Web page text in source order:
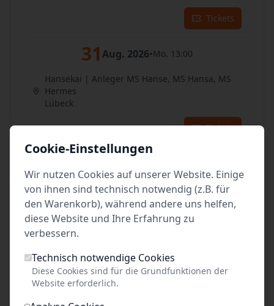
Tickets
31 Aug. 2026•Mo. 13:00
Hansekai | Anleger MS Hanse, MS Hansa, MS
Hermes
Lübeck
Tickets
im September 2026:
01Sep. 2026 •Di. 13:00
Hansekai | Anleger MS Hanse, MS Hansa, MS
Hermes
Tickets
Cookie-Einstellungen
Wir nutzen Cookies auf unserer Website. Einige
von ihnen sind technisch notwendig (z.B. für
den Warenkorb), während andere uns helfen,
diese Website und Ihre Erfahrung zu
verbessern.
Technisch notwendige Cookies
Diese Cookies sind für die Grundfunktionen der
Website erforderlich.